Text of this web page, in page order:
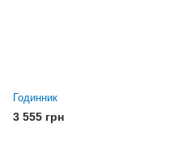
Годинник
3 555 грн